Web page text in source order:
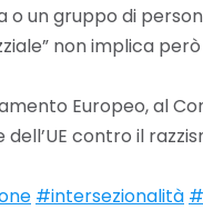
un gruppo di
non implica
Europeo, al
dell’UE contro il
#intersezionalità